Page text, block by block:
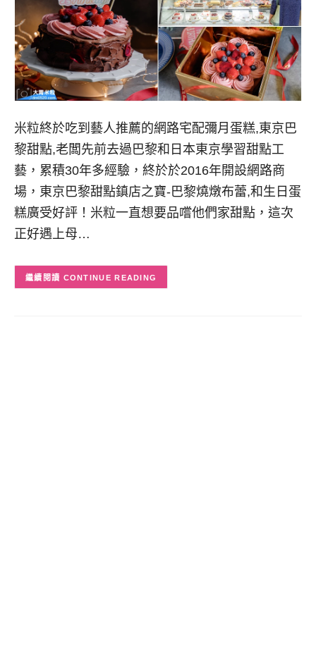
米粒終於吃到藝人推薦的網路宅配彌月蛋糕,東京巴
黎甜點,老闆先前去過巴黎和日本東京學習甜點工
藝，累積30年多經驗，終於於2016年開設網路商
場，東京巴黎甜點鎮店之寶-巴黎燒燉布蕾,和生日蛋
糕廣受好評！米粒一直想要品嚐他們家甜點，這次
正好遇上母…
CONTINUE READING